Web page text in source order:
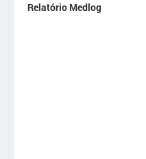
Relatório Medlog